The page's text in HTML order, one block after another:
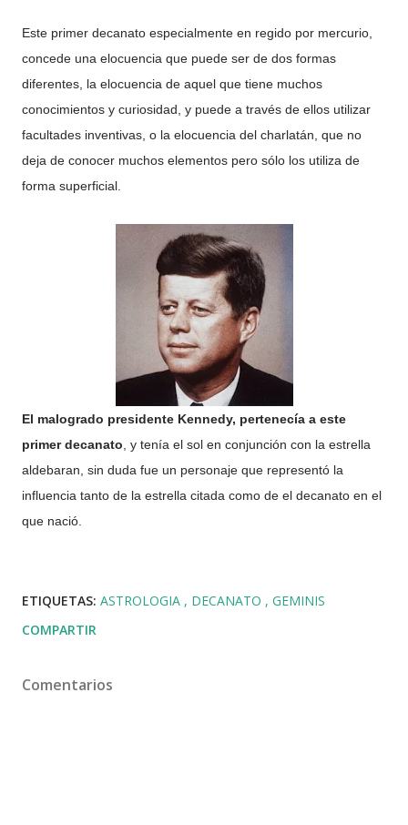
Este primer decanato especialmente en regido por mercurio,
concede una elocuencia que puede ser de dos formas
diferentes, la elocuencia de aquel que tiene muchos
conocimientos y curiosidad, y puede a través de ellos utilizar
facultades inventivas, o la elocuencia del charlatán, que no
deja de conocer muchos elementos pero sólo los utiliza de
forma superficial.
El malogrado presidente Kennedy, pertenecía a este
primer decanato , y tenía el sol en conjunción con la estrella
aldebaran, sin duda fue un personaje que representó la
influencia tanto de la estrella citada como de el decanato en el
que nació.
ETIQUETAS: ASTROLOGIA DECANATO
GEMINIS
COMPARTIR
Comentarios